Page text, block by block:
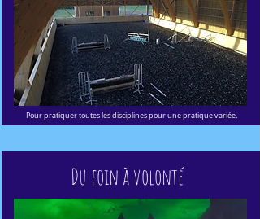
Pour pratiquer toutes les disciplines pour une pratique variée.
Du foin à volonté